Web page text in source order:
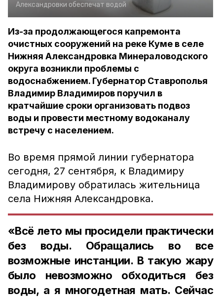
Александровки обеспечат водой
Из-за продолжающегося капремонта
очистных сооружений на реке Куме в селе
Нижняя Александровка Минераловодского
округа возникли проблемы с
водоснабжением. Губернатор Ставрополья
Владимир Владимиров поручил в
кратчайшие сроки организовать подвоз
воды и провести местному водоканалу
встречу с населением.
Во время прямой линии губернатора
сегодня, 27 сентября, к Владимиру
Владимирову обратилась жительница
села Нижняя Александровка.
«Всё лето мы просидели практически
без воды. Обращались во все
возможные инстанции. В такую жару
было невозможно обходиться без
воды, а я многодетная мать. Сейчас